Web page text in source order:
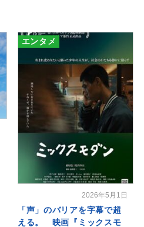
エンタメ
2026年5月1日
「声」のバリアを字幕で超
える。 映画『ミックスモ